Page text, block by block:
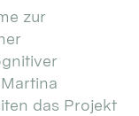
zur
das Projekt